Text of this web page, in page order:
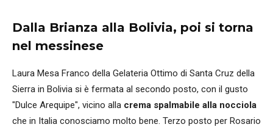
Dalla Brianza alla Bolivia, poi si torna
nel messinese
Laura Mesa Franco della Gelateria Ottimo di Santa Cruz della
Sierra in Bolivia si è fermata al secondo posto, con il gusto
"Dulce Arequipe", vicino alla crema spalmabile alla nocciola
che in Italia conosciamo molto bene. Terzo posto per Rosario